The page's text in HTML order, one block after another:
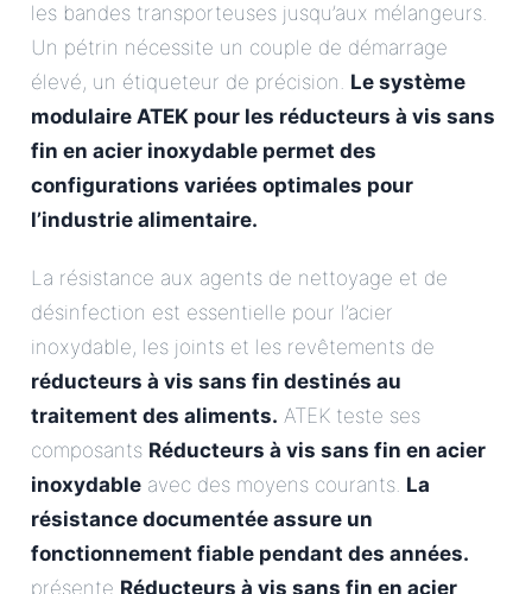
les bandes transporteuses jusqu’aux mélangeurs.
Un pétrin nécessite un couple de démarrage
élevé, un étiqueteur de précision. Le système
modulaire ATEK pour les réducteurs à vis sans
fin en acier inoxydable permet des
configurations variées optimales pour
l’industrie alimentaire.
La résistance aux agents de nettoyage et de
désinfection est essentielle pour l’acier
inoxydable, les joints et les revêtements de
réducteurs à vis sans fin destinés au
traitement des aliments. ATEK teste ses
composants Réducteurs à vis sans fin en acier
inoxydable avec des moyens courants. La
résistance documentée assure un
fonctionnement fiable pendant des années.
présente Réducteurs à vis sans fin en acier